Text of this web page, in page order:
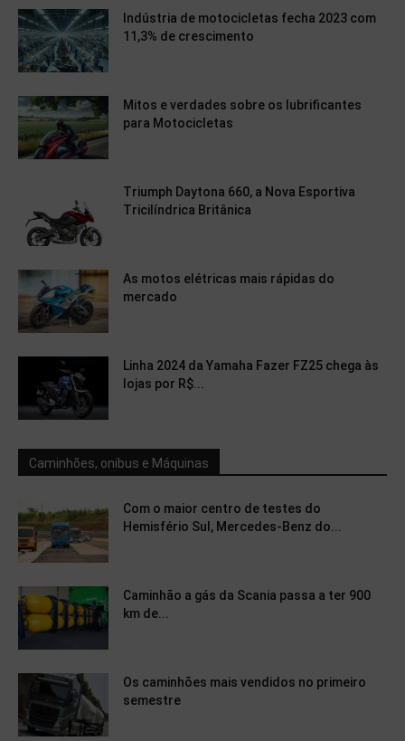
Indústria de motocicletas fecha 2023 com
11,3% de crescimento
Mitos e verdades sobre os lubrificantes
para Motocicletas
Triumph Daytona 660, a Nova Esportiva
Tricilíndrica Britânica
As motos elétricas mais rápidas do
mercado
Linha 2024 da Yamaha Fazer FZ25 chega às
lojas por R$...
Caminhões, onibus e Máquinas
Com o maior centro de testes do
Hemisfério Sul, Mercedes-Benz do...
Caminhão a gás da Scania passa a ter 900
km de...
Os caminhões mais vendidos no primeiro
semestre